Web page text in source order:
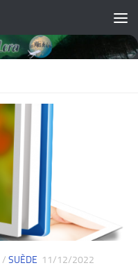
/ SUÈDE 11/12/2022